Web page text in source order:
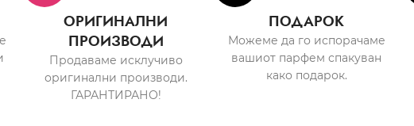
ОРИГИНАЛНИ
ПРОИЗВОДИ
Продаваме исклучиво
оригинални производи.
ГАРАНТИРАНО!
ПОДАРОК
Можеме да го испорачаме
вашиот парфем спакуван
како подарок.